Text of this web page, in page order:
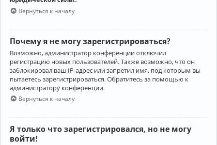
Вернуться к началу
Почему я не могу зарегистрироваться?
Возможно, администратор конференции отключил
регистрацию новых пользователей. Также возможно, что он
заблокировал ваш IP-адрес или запретил имя, под которым вы
пытаетесь зарегистрироваться. Обратитесь за помощью к
администратору конференции.
Вернуться к началу
Я только что зарегистрировался, но не могу
войти!